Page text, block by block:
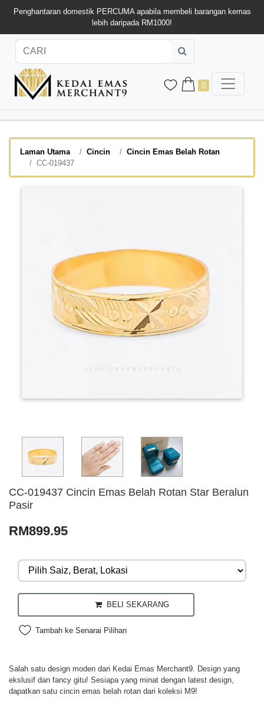
Penghantaran domestik PERCUMA apabila membeli barangan kemas
lebih daripada RM1000!
0
Laman Utama Cincin
Cincin Emas Belah Rotan
CC-019437
CC-019437 Cincin Emas Belah Rotan Star Beralun
Pasir
RM899.95
BELI SEKARANG
Tambah ke Senarai Pilihan
Salah satu design moden dari Kedai Emas Merchant9. Design yang
ekslusif dan fancy gitu! Sesiapa yang minat dengan latest design,
dapatkan satu cincin emas belah rotan dari koleksi M9!